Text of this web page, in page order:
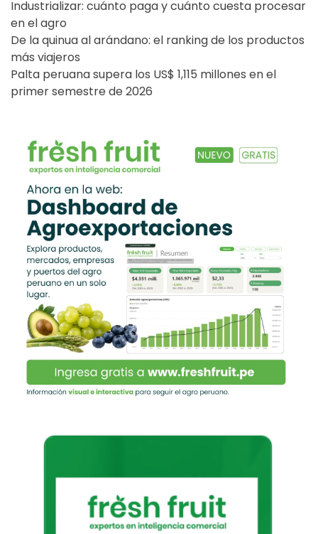
Industrializar: cuánto paga y cuánto cuesta procesar
en el agro
De la quinua al arándano: el ranking de los productos
más viajeros
Palta peruana supera los US$ 1,115 millones en el
primer semestre de 2026